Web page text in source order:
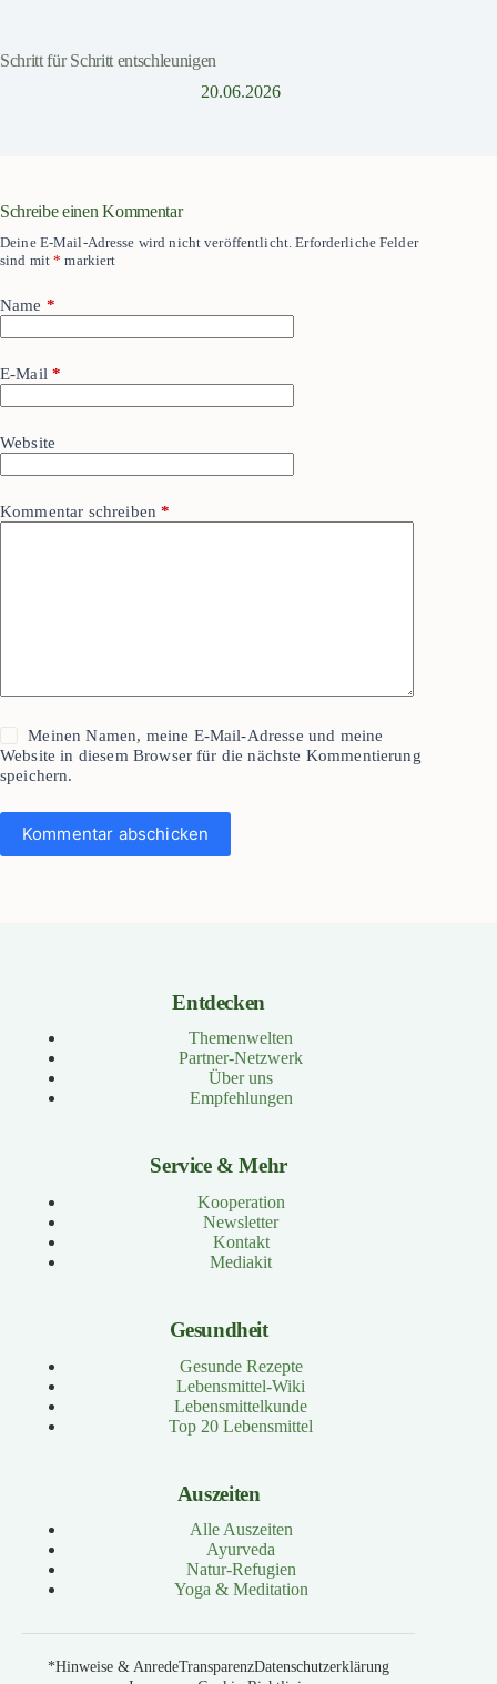
Schritt für Schritt entschleunigen
20.06.2026
Schreibe einen Kommentar
Deine E-Mail-Adresse wird nicht veröffentlicht. Erforderliche Felder
sind mit* markiert
Name *
E-Mail *
Website
Kommentar schreiben *
Meinen Namen, meine E-Mail-Adresse und meine
Website in diesem Browser für die nächste Kommentierung
speichern.
Kommentar abschicken
Entdecken
Themenwelten
Partner-Netzwerk
Über uns
Empfehlungen
Service & Mehr
Kooperation
Newsletter
Kontakt
Mediakit
Gesundheit
Gesunde Rezepte
Lebensmittel-Wiki
Lebensmittelkunde
Top 20 Lebensmittel
Auszeiten
Alle Auszeiten
Ayurveda
Natur-Refugien
Yoga & Meditation
*Hinweise & AnredeTransparenzDatenschutzerklärung